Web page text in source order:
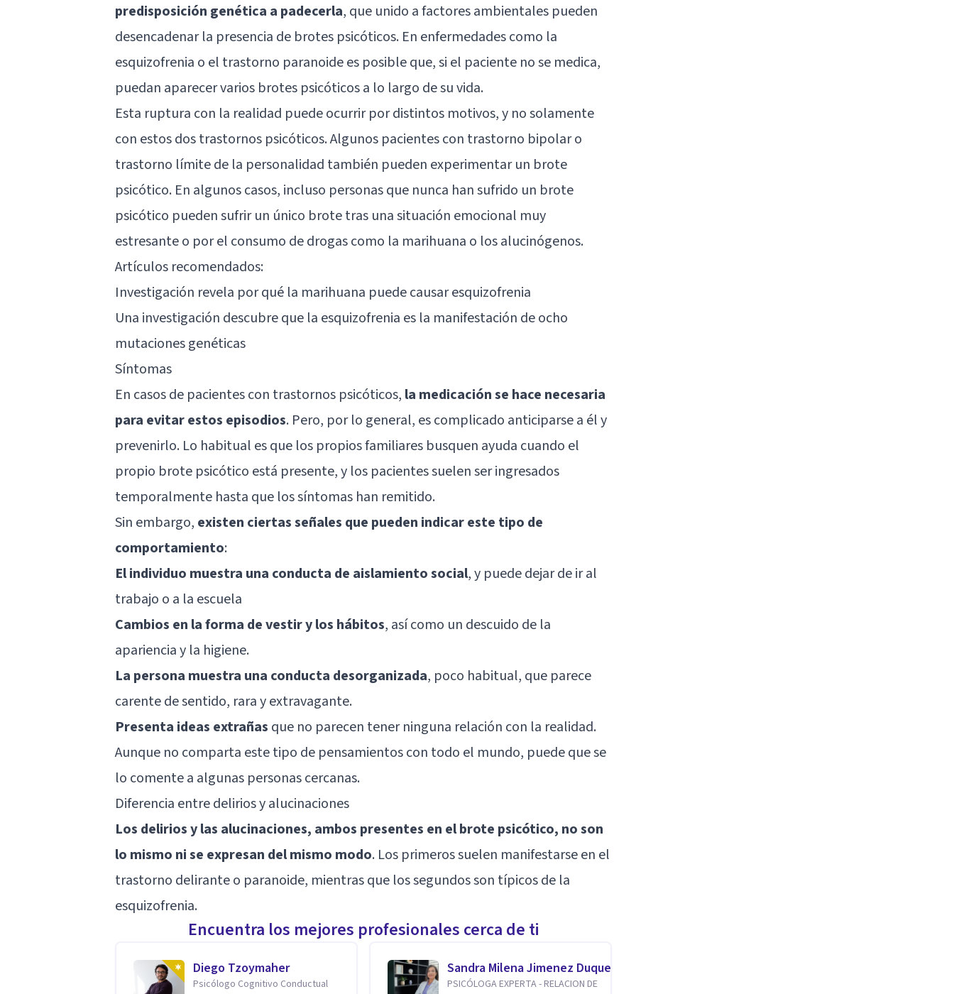
predisposición genética a padecerla, que unido a factores ambientales pueden
desencadenar la presencia de brotes psicóticos. En enfermedades como la
esquizofrenia o el trastorno paranoidees posible que, si el paciente no se medica,
puedan aparecer varios brotes psicóticos a lo largo de su vida.
Esta ruptura con la realidad puede ocurrir por distintos motivos, y no solamente
con estos dos trastornos psicóticos. Algunos pacientes con trastorno bipolaro
trastorno límite de la personalidad también pueden experimentar un brote
psicótico. En algunos casos, incluso personas que nunca han sufrido un brote
psicótico pueden sufrir un único brote tras una situación emocional muy
estresante o por el consumo de drogas como la marihuana o los alucinógenos.
Artículos recomendados:
Investigación revela por qué la marihuana puede causar esquizofrenia
Una investigación descubre que la esquizofrenia es la manifestación de ocho
mutaciones genéticas
Síntomas
En casos de pacientes con trastornos psicóticos, la medicación se hace necesaria
para evitar estos episodios. Pero, por lo general, es complicado anticiparse a él y
prevenirlo. Lo habitual es que los propios familiares busquen ayuda cuando el
propio brote psicótico está presente, y los pacientes suelen ser ingresados
temporalmente hasta que los síntomas han remitido.
Sin embargo, existen ciertas señales que pueden indicar este tipo de
comportamiento:
El individuo muestra una conducta de aislamiento social, y puede dejar de ir al
trabajo o a la escuela
Cambios en la forma de vestir y los hábitos, así como un descuido de la
apariencia y la higiene.
La persona muestra una conducta desorganizada, poco habitual, que parece
carente de sentido, rara y extravagante.
Presenta ideas extrañas que no parecen tener ninguna relación con la realidad.
Aunque no comparta este tipo de pensamientos con todo el mundo, puede que se
lo comente a algunas personas cercanas.
Diferencia entre delirios y alucinaciones
Los delirios y las alucinaciones, ambos presentes en el brote psicótico, no son
lo mismo ni se expresan del mismo modo. Los primeros suelen manifestarse en el
trastorno delirante o paranoide, mientras que los segundos son típicos de la
esquizofrenia.
Encuentra los mejores profesionales cerca de ti
Diego Tzoymaher
Psicólogo Cognitivo Conductual
Sandra Milena Jimenez Duque
PSICÓLOGA EXPERTA - RELACION DE